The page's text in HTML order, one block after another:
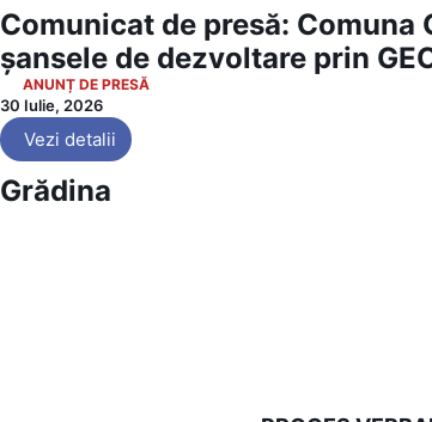
Comunicat de presă: Comuna
șansele de dezvoltare prin
ANUNȚ DE PRESĂ
30 Iulie, 2026
Vezi detalii
Grădina